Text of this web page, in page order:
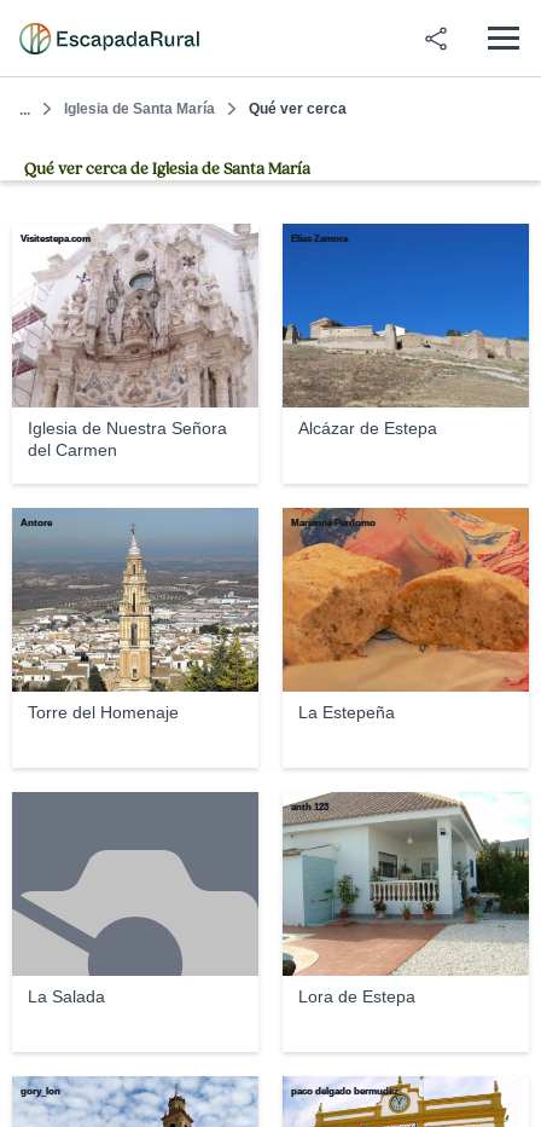
... Iglesia de Santa María Qué ver cerca
Qué ver cerca de Iglesia de Santa María
Iglesia de Nuestra Señora
del Carmen
Visitestepa.com
Alcázar de Estepa
Elías Zamora
Torre del Homenaje
Antore
La Estepeña
Marianne Perdomo
La Salada Lora de Estepa
anth 123
gory_lon paco delgado bermudez